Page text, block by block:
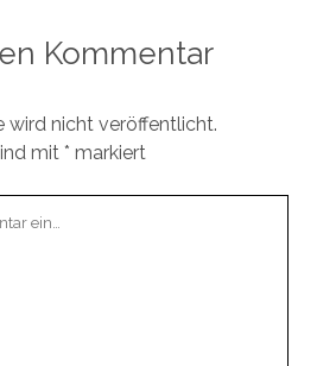
Kommentar
wird nicht veröffentlicht.
mit * markiert